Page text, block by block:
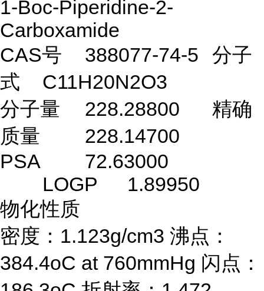
1-Boc-Piperidine-2-
Carboxamide
CAS号
388077-74-5
分子
式
C11H20N2O3
分子量
228.28800
精确
质量
228.14700
PSA
72.63000
LOGP
1.89950
物化性质
密度：1.123g/cm3 沸点：
384.4oC at 760mmHg 闪点：